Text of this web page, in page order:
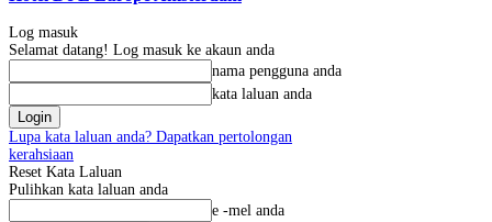
Log masuk
Selamat datang! Log masuk ke akaun anda
nama pengguna anda
kata laluan anda
Lupa kata laluan anda? Dapatkan pertolongan
kerahsiaan
Reset Kata Laluan
Pulihkan kata laluan anda
e -mel anda